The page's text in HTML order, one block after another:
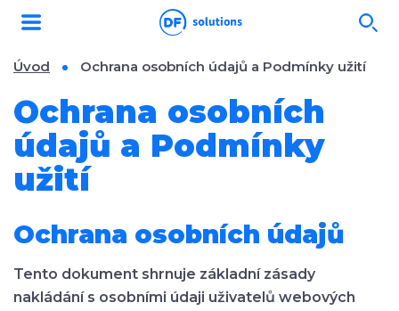
Úvod Ochrana osobních údajů a Podmínky užití
Ochrana osobních
údajů a Podmínky
užití
Ochrana osobních údajů
Tento dokument shrnuje základní zásady
nakládání s osobními údaji uživatelů webových